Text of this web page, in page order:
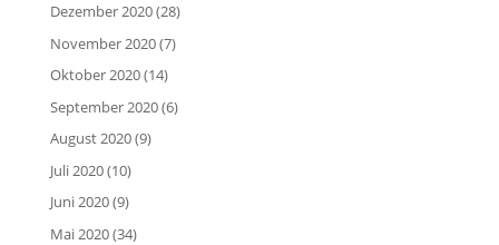
Dezember 2020(28)
November 2020(7)
Oktober 2020(14)
September 2020(6)
August 2020(9)
Juli 2020(10)
Juni 2020(9)
Mai 2020(34)